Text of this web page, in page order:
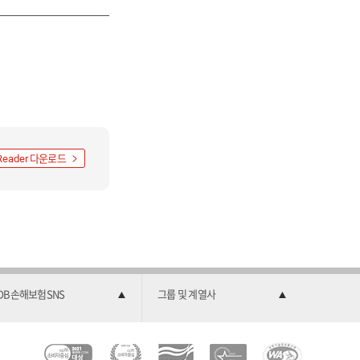
다운로드
손해보험SNS 그룹 및 계열사
C 소 2 한 과